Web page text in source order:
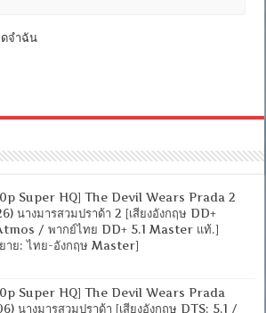
จำฉัน
Super HQ] The Devil Wears Prada 2
นางมารสวมปราด้า 2 [เสียงอังกฤษ DD+
/ พากย์ไทย DD+ 5.1 Master แท้.]
าย: ไทย-อังกฤษ Master]
Super HQ] The Devil Wears Prada
นางมารสวมปราด้า [เสียงอังกฤษ DTS: 5.1 /